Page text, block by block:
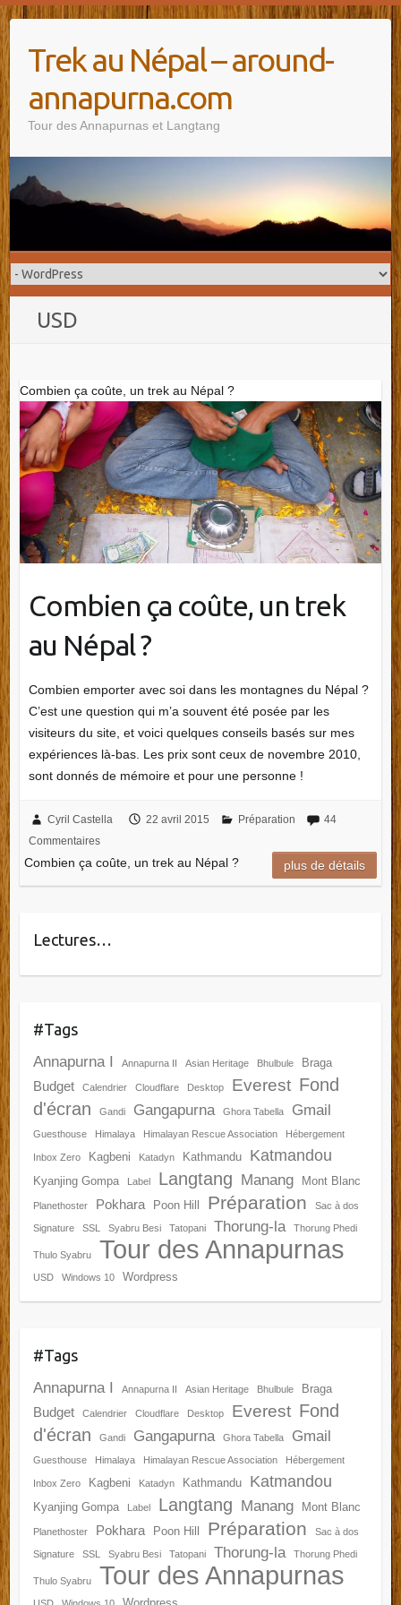
Trek au Népal – around-
annapurna.com
Tour des Annapurnas et Langtang
USD
Combien ça coûte, un trek au Népal ?
Combien ça coûte, un trek
au Népal ?
Combien emporter avec soi dans les montagnes du Népal ?
C’est une question qui m’a souvent été posée par les
visiteurs du site, et voici quelques conseils basés sur mes
expériences là-bas. Les prix sont ceux de novembre 2010,
sont donnés de mémoire et pour une personne !
Cyril Castella 22 avril 2015 Préparation
44
Commentaires
Combien ça coûte, un trek au Népal ? plus de détails
Lectures…
#Tags
Annapurna I Annapurna II Asian Heritage Bhulbule Braga
Budget Calendrier Cloudflare Desktop Everest Fond
d'écran
Gandi Gangapurna Ghora Tabella Gmail
Guesthouse Himalaya Himalayan Rescue Association Hébergement
Inbox Zero Kagbeni Katadyn Kathmandu Katmandou
Kyanjing Gompa Label Langtang Manang Mont Blanc
Planethoster Pokhara Poon Hill Préparation Sac à dos
Signature SSL Syabru Besi Tatopani Thorung-la Thorung Phedi
Thulo Syabru Tour des Annapurnas
USD Windows 10 Wordpress
#Tags
Annapurna I Annapurna II Asian Heritage Bhulbule Braga
Budget Calendrier Cloudflare Desktop Everest Fond
d'écran
Gandi Gangapurna Ghora Tabella Gmail
Guesthouse Himalaya Himalayan Rescue Association Hébergement
Inbox Zero Kagbeni Katadyn Kathmandu Katmandou
Kyanjing Gompa Label Langtang Manang Mont Blanc
Planethoster Pokhara Poon Hill Préparation Sac à dos
Signature SSL Syabru Besi Tatopani Thorung-la Thorung Phedi
Thulo Syabru Tour des Annapurnas